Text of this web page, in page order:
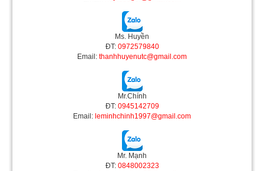
Ms. Huyền
ĐT: 0972579840
Email: thanhhuyenutc@gmail.com
Mr.Chính
ĐT: 0945142709
Email: leminhchinh1997@gmail.com
Mr. Mạnh
ĐT: 0848002323